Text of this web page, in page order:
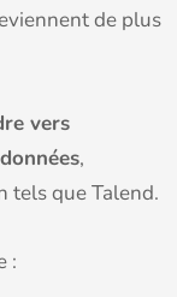
de plus
vers
,
tels que Talend.
: